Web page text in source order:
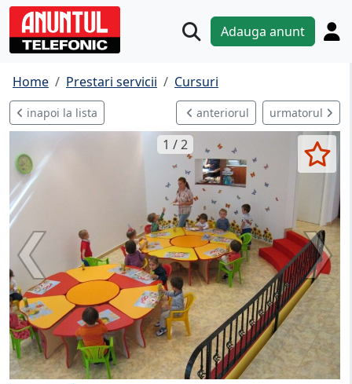
Adauga anunt
Home Prestari servicii Cursuri
inapoi la lista anteriorul urmatorul
1 / 2